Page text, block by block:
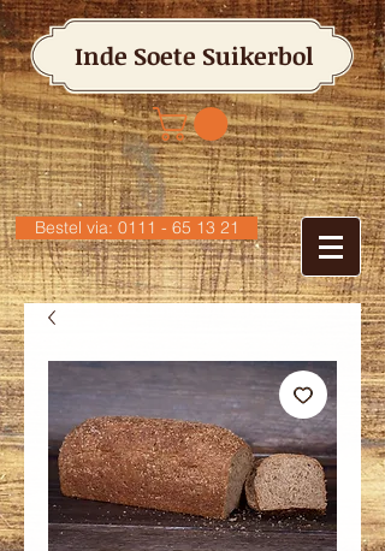
Inde Soete Suikerbol
Bestel via: 0111 - 65 13 21